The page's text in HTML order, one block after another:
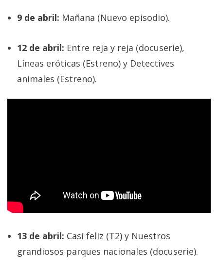
9 de abril: Mañana (Nuevo episodio).
12 de abril: Entre reja y reja (docuserie),
Líneas eróticas (Estreno) y Detectives
animales (Estreno).
13 de abril: Casi feliz (T2) y Nuestros
grandiosos parques nacionales (docuserie).